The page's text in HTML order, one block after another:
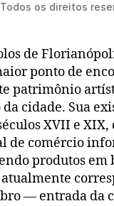
os direitos
de
ponto de
patrimônio
cidade. Sua
XVII e XIX,
de comércio
produtos
— entrada da